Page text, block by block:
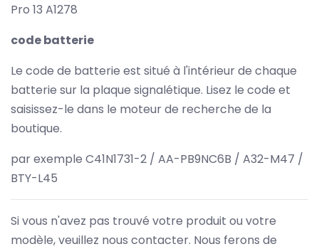
Pro 13 A1278
code batterie
Le code de batterie est situé à l'intérieur de chaque
batterie sur la plaque signalétique. Lisez le code et
saisissez-le dans le moteur de recherche de la
boutique.
par exemple C41N1731-2 / AA-PB9NC6B / A32-M47 /
BTY-L45
Si vous n'avez pas trouvé votre produit ou votre
modèle, veuillez nous contacter. Nous ferons de